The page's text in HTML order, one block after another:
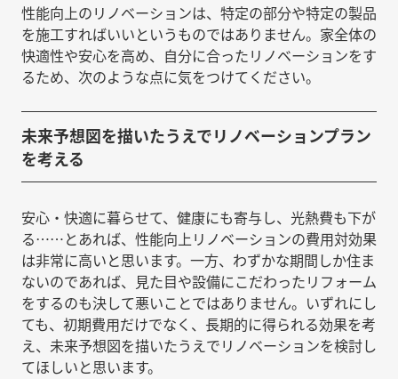
性能向上のリノベーションは、特定の部分や特定の製品
を施工すればいいというものではありません。家全体の
快適性や安心を高め、自分に合ったリノベーションをす
るため、次のような点に気をつけてください。
未来予想図を描いたうえでリノベーションプラン
を考える
安心・快適に暮らせて、健康にも寄与し、光熱費も下が
る……とあれば、性能向上リノベーションの費用対効果
は非常に高いと思います。一方、わずかな期間しか住ま
ないのであれば、見た目や設備にこだわったリフォーム
をするのも決して悪いことではありません。いずれにし
ても、初期費用だけでなく、長期的に得られる効果を考
え、未来予想図を描いたうえでリノベーションを検討し
てほしいと思います。